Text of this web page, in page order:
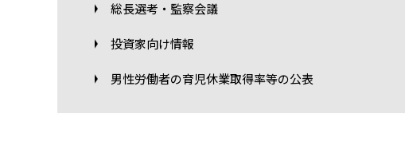
総長選考・監察会議
投資家向け情報
男性労働者の育児休業取得率等の公表